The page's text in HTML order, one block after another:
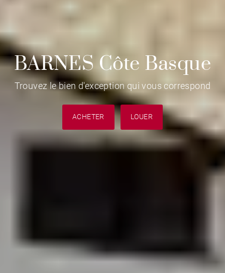
BARNES Côte Basque
Trouvez le bien d'exception qui vous correspond
ACHETER LOUER